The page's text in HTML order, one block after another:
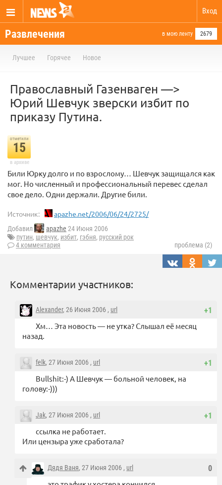
Вход
Развлечения в мою ленту 2679
Лучшее Горячее Новое
Православный Газенваген —>
Юрий Шевчук зверски избит по
приказу Путина.
отметили
15
в архиве
Били Юрку долго и по взрослому… Шевчук защищался как
мог. Но численный и профессиональный перевес сделал
свое дело. Одни держали. Другие били.
Источник: apazhe.net/2006/06/24/2725/
Добавил apazhe 24 Июня 2006
путин, шевчук, избит, гэбня, русский рок
4 комментария
проблема (2)
Комментарии участников:
+1
Alexander, 26 Июня 2006 , url
Хм… Эта новость — не утка? Слышал её месяц
назад.
+1
felk, 27 Июня 2006 , url
Bullshit:-) А Шевчук — больной человек, на
голову:-)))
+1
Jak, 27 Июня 2006 , url
ссылка не работает.
Или цензыра уже сработала?
0
Дядя Ваня, 27 Июня 2006 , url